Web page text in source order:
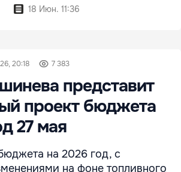
18 Июн. 11:36
20:18 7 383
представит
проект бюджета
27 мая
на 2026 год, с
на фоне топливного